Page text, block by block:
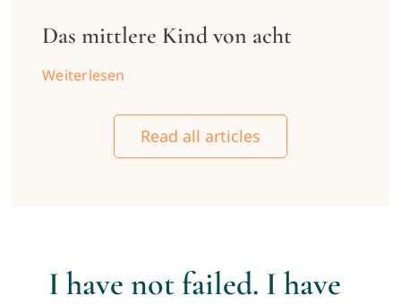
Das mittlere Kind von acht
Weiterlesen
Read all articles
I have not failed. I have